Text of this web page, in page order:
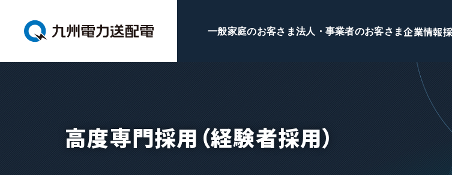
一般家庭のお客さま法人・事業者のお客さま企業情報
高度専門採用（経験者採用）